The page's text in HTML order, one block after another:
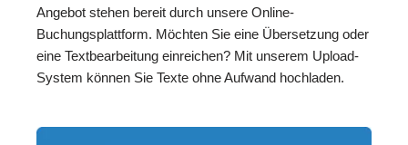
Angebot stehen bereit durch unsere Online-
Buchungsplattform. Möchten Sie eine Übersetzung oder
eine Textbearbeitung einreichen? Mit unserem Upload-
System können Sie Texte ohne Aufwand hochladen.